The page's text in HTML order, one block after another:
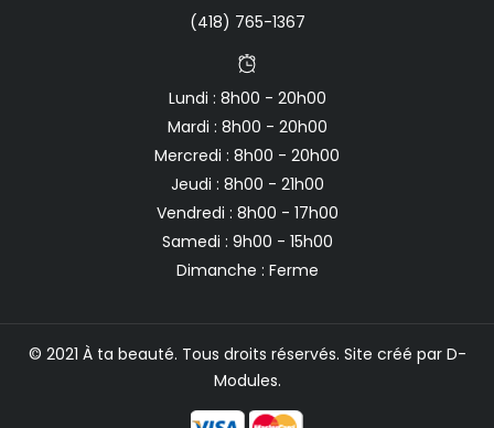
(418) 765-1367
Lundi : 8h00 - 20h00
Mardi : 8h00 - 20h00
Mercredi : 8h00 - 20h00
Jeudi : 8h00 - 21h00
Vendredi : 8h00 - 17h00
Samedi : 9h00 - 15h00
Dimanche : Ferme
© 2021 À ta beauté. Tous droits réservés. Site créé par D-
Modules.